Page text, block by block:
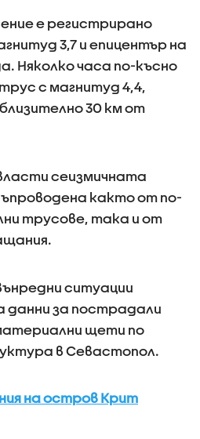
е регистрирано
3,7 и епицентър на
Няколко часа по-късно
с магнитуд 4,4,
30 км от
сеизмичната
както от по-
трусове, така и от
ситуации
данни за пострадали
щети по
в Севастопол.
на остров Крит